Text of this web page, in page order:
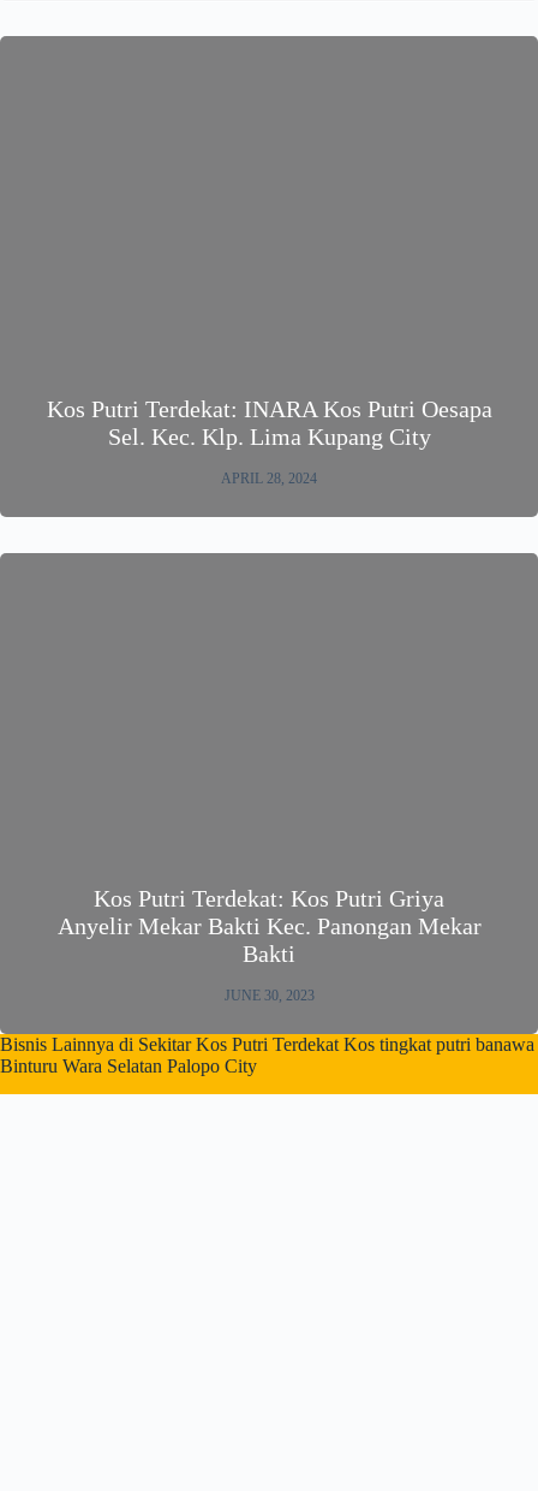
Kos Putri Terdekat: INARA Kos Putri Oesapa
Sel. Kec. Klp. Lima Kupang City
APRIL 28, 2024
Kos Putri Terdekat: Kos Putri Griya
Anyelir Mekar Bakti Kec. Panongan Mekar
Bakti
JUNE 30, 2023
Bisnis Lainnya di Sekitar Kos Putri Terdekat Kos tingkat putri banawa
Binturu Wara Selatan Palopo City